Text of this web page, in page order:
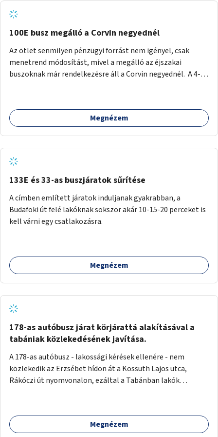
tud állni a megállóba. A környéken a tömegközlekedés
csúcsidőben már most is fullos, a Bosnyák téri beruházások
befejeztével hatványozódni fog az utazási igény.
100E busz megálló a Corvin negyednél
Az ötlet senmilyen pénzügyi forrást nem igényel, csak
menetrend módosítást, mivel a megálló az éjszakai
buszoknak már rendelkezésre áll a Corvin negyednél. A 4-es
ha a 100E reptéri busz a Corvin negyed metrómegállónál is
megállna - főleg éjjel, amikor a metró nem jár, és a 200E
nem hosszabbítaná meg sokkal, a 4-6 vonalán lakóknak
viszont a Kálvin tér-Corvin negyed utat megspórolva 10-15
perccel rövidítheti az utazási idejét.
Megnézem
133E és 33-as buszjáratok sűrítése
A címben említett járatok induljanak gyakrabban, a
Budafoki út felé lakóknak sokszor akár 10-15-20 perceket is
kell várni egy csatlakozásra.
Megnézem
178-as autóbusz járat körjárattá alakításával a
tabániak közlekedésének javítása.
A 178-as autóbusz - lakossági kérések ellenére - nem
közlekedik az Erzsébet hídon át a Kossuth Lajos utca,
Rákóczi út nyomvonalon, ezáltal a Tabánban lakók
járattal feljutni a Naphegyre, ahol iskola és óvoda is van a
körzetben élők számára. Megoldás lenne, ha a 178-as
Megnézem